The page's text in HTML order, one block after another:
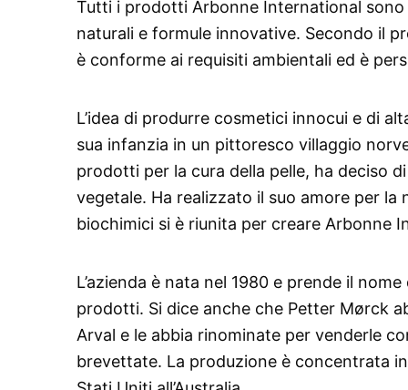
Tutti i prodotti Arbonne International
naturali e formule innovative. Secondo il
è conforme ai requisiti ambientali ed è
L’idea di produrre cosmetici innocui e di
sua infanzia in un pittoresco villaggio
prodotti per la cura della pelle, ha deciso
vegetale. Ha realizzato il suo amore per la
biochimici si è riunita per creare Arbonne
L’azienda è nata nel 1980 e prende il
prodotti. Si dice anche che Petter Mørck
Arval e le abbia rinominate per venderle
brevettate. La produzione è concentrata